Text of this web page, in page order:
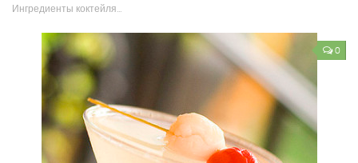
Ингредиенты коктейля...
0